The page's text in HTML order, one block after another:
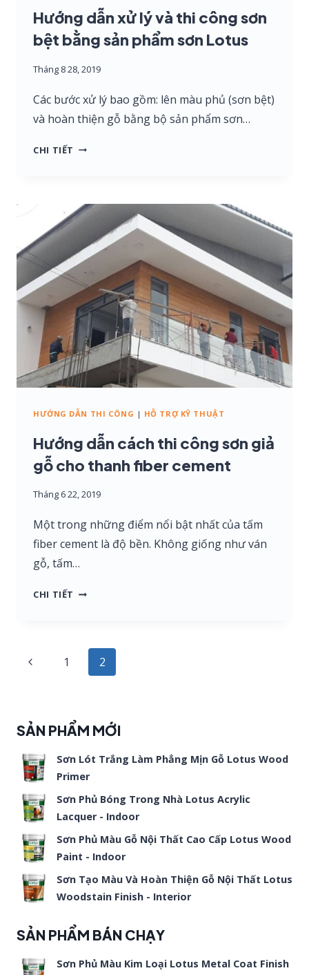
Hướng dẫn xử lý và thi công sơn
bệt bằng sản phẩm sơn Lotus
Tháng 8 28, 2019
Các bước xử lý bao gồm: lên màu phủ (sơn bệt)
và hoàn thiện gỗ bằng bộ sản phẩm sơn…
CHI TIẾT HƯỚNG
LÝ
VÀ
THI
CÔNG
SƠN
BỆT
BẰNG
SẢN
PHẨM
SƠN
HƯỚNG DẪN THI CÔNG | HỖ TRỢ KỸ THUẬT
Hướng dẫn cách thi công sơn giả
gỗ cho thanh fiber cement
Tháng 6 22, 2019
Một trong những điểm nổi bật nhất của tấm
fiber cement là độ bền. Không giống như ván
gỗ, tấm…
CHI TIẾT HƯỚNG
THI
GỖ
CEMENT
Page
navigation
Previous1 2
SẢN PHẨM MỚI
Sơn Lót Trắng Làm Phẳng Mịn Gỗ Lotus Wood
Primer
Sơn Phủ Bóng Trong Nhà Lotus Acrylic
Lacquer - Indoor
Sơn Phủ Màu Gỗ Nội Thất Cao Cấp Lotus Wood
Paint - Indoor
Sơn Tạo Màu Và Hoàn Thiện Gỗ Nội Thất Lotus
Woodstain Finish - Interior
SẢN PHẨM BÁN CHẠY
Sơn Phủ Màu Kim Loại Lotus Metal Coat Finish